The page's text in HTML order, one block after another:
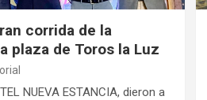
corrida de la
plaza de Toros la Luz
NUEVA ESTANCIA, dieron a